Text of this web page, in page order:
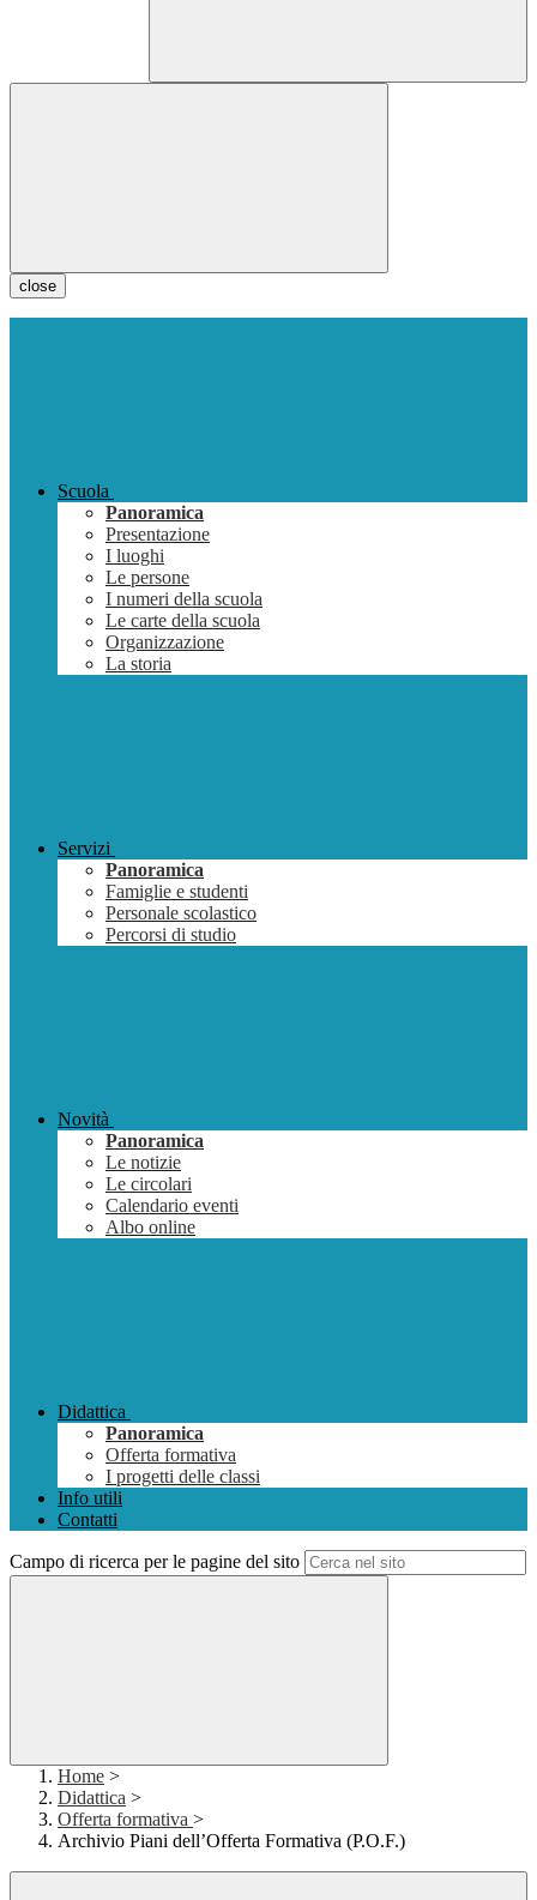
close
Scuola
Panoramica
Presentazione
I luoghi
Le persone
I numeri della scuola
Le carte della scuola
Organizzazione
La storia
Servizi
Panoramica
Famiglie e studenti
Personale scolastico
Percorsi di studio
Novità
Panoramica
Le notizie
Le circolari
Calendario eventi
Albo online
Didattica
Panoramica
Offerta formativa
I progetti delle classi
Info utili
Contatti
Campo di ricerca per le pagine del sito
Home >
Didattica >
Offerta formativa >
Archivio Piani dell’Offerta Formativa (P.O.F.)